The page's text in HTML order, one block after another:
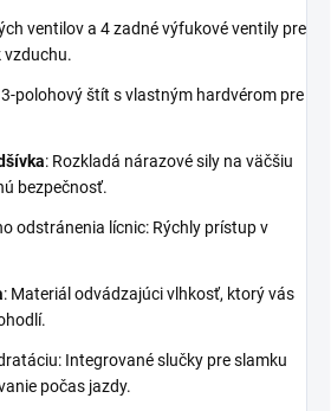
ventilov a 4 zadné výfukové ventily pre
polohový štít s vlastným hardvérom pre
: Rozkladá nárazové sily na väčšiu
bezpečnosť.
odstránenia lícnic: Rýchly prístup v
: Materiál odvádzajúci vlhkosť, ktorý vás
Integrované slučky pre slamku
počas jazdy.